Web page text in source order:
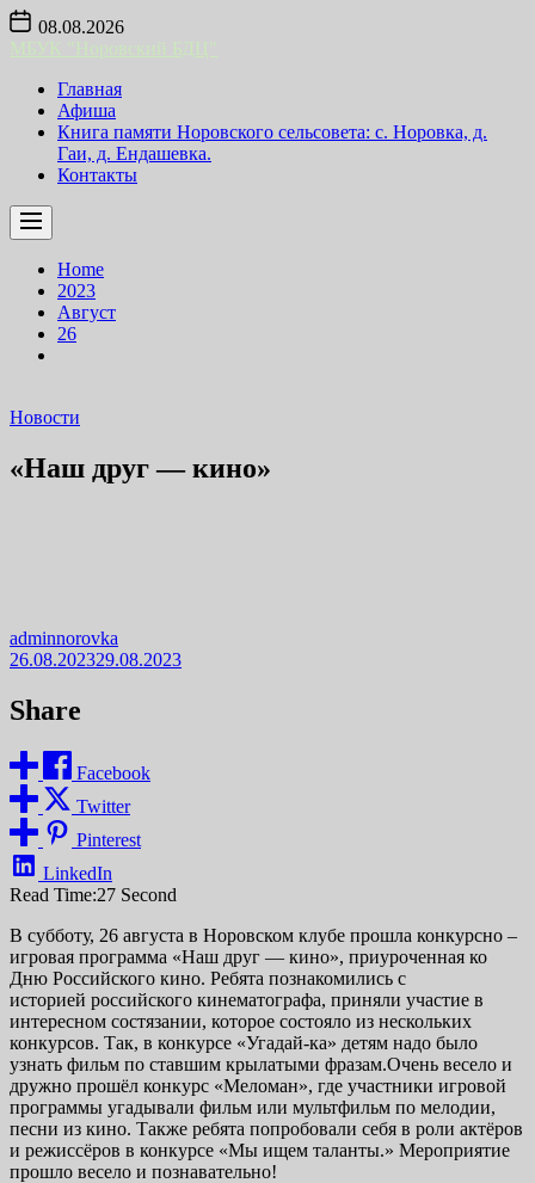
Skip
content
08.08.2026
Главная
Афиша
Книга памяти Норовского сельсовета: с. Норовка, д.
Гаи, д. Ендашевка.
Контакты
Home
2023
Август
26
Новости
«Наш друг — кино»
adminnorovka
26.08.202329.08.2023
Share
Facebook
Twitter
Pinterest
LinkedIn
Read Time:27 Second
В субботу, 26 августа в Норовском клубе прошла конкурсно –
игровая программа «Наш друг — кино», приуроченная ко
Дню Российского кино. Ребята познакомились с
историей российского кинематографа, приняли участие в
интересном состязании, которое состояло из нескольких
конкурсов. Так, в конкурсе «Угадай-ка» детям надо было
узнать фильм по ставшим крылатыми фразам.Очень весело и
дружно прошёл конкурс «Меломан», где участники игровой
программы угадывали фильм или мультфильм по мелодии,
песни из кино. Также ребята попробовали себя в роли актёров
и режиссёров в конкурсе «Мы ищем таланты.» Мероприятие
прошло весело и познавательно!